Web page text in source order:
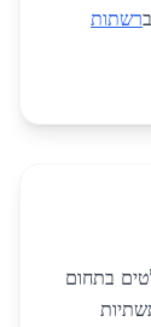
רשתות
בתחום